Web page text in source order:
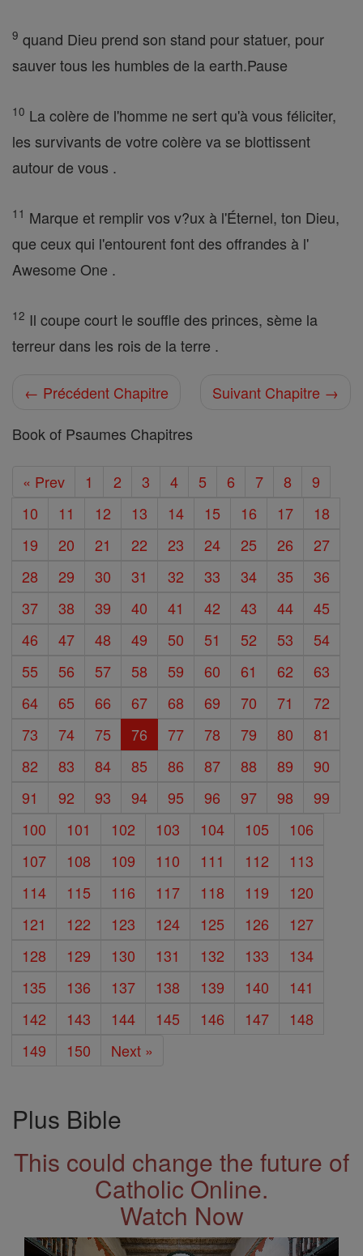
9 quand Dieu prend son stand pour statuer, pour
sauver tous les humbles de la earth.Pause
10 La colère de l'homme ne sert qu'à vous féliciter,
les survivants de votre colère va se blottissent
autour de vous .
11 Marque et remplir vos v?ux à l'Éternel, ton Dieu,
que ceux qui l'entourent font des offrandes à l'
Awesome One .
12 Il coupe court le souffle des princes, sème la
terreur dans les rois de la terre .
← Précédent Chapitre
Suivant Chapitre →
Book of Psaumes Chapitres
« Prev 1 2 3 4 5 6 7 8
9
10
11 12 13 14 15 16 17
18
19
20 21 22 23 24 25 26
27
28
29 30 31 32 33 34 35
36
37
38 39 40 41 42 43 44
45
46
47 48 49 50 51 52 53
54
55
56 57 58 59 60 61 62
63
64
65 66 67 68 69 70 71
72
73
74 75 76 77 78 79 80
81
82
83 84 85 86 87 88 89
90
91
92 93 94 95 96 97 98
99
100
101 102 103 104 105
106
107
108 109 110 111 112
113
114
115 116 117 118 119
120
121
122 123 124 125 126
127
128
129 130 131 132 133
134
135
136 137 138 139 140
141
142
143 144 145 146 147
148
149
150 Next »
Plus Bible
This could change the future of
Catholic Online.
Watch Now